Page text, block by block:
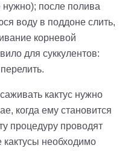
нужно); после полива
воду в поддоне слить,
корневой
для суккулентов:
кактус нужно
когда ему становится
процедуру проводят
кактусы необходимо